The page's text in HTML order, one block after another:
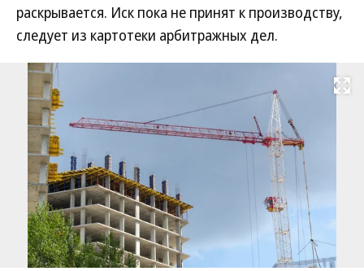
раскрывается. Иск пока не принят к производству,
следует из картотеки арбитражных дел.
Развернуть